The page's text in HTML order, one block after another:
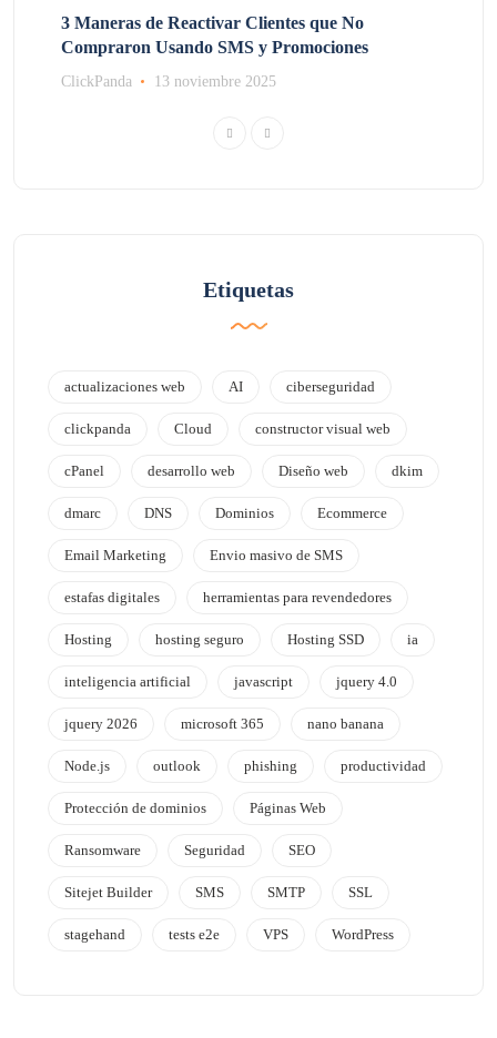
3 Maneras de Reactivar Clientes que No
Compraron Usando SMS y Promociones
ClickPanda 13 noviembre 2025
Etiquetas
actualizaciones web AI ciberseguridad
clickpanda Cloud constructor visual web
cPanel desarrollo web Diseño web dkim
dmarc DNS Dominios Ecommerce
Email Marketing Envio masivo de SMS
estafas digitales herramientas para revendedores
Hosting hosting seguro Hosting SSD ia
inteligencia artificial javascript jquery 4.0
jquery 2026 microsoft 365 nano banana
Node.js outlook phishing productividad
Protección de dominios Páginas Web
Ransomware Seguridad SEO
Sitejet Builder SMS SMTP SSL
stagehand tests e2e VPS WordPress